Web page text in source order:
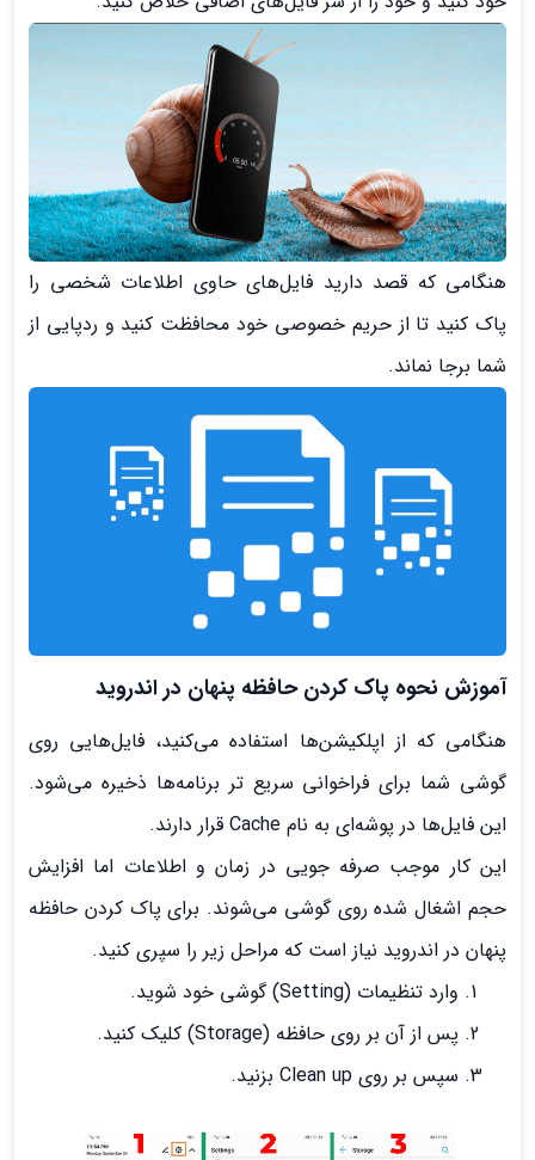
هنگامی که قصد دارید فایل‌‌های حاوی اطلاعات شخصی را
پاک کنید تا از حریم خصوصی خود محافظت کنید و ردپایی از
شما برجا نماند.
آموزش نحوه پاک کردن حافظه پنهان در اندروید
هنگامی که از اپلکیشن‌ها استفاده می‌کنید، فایل‌هایی روی
گوشی شما برای فراخوانی سریع تر برنامه‌ها ذخیره می‌شود.
این فایل‌ها در پوشه‌ای به نام Cache قرار دارند.
این کار موجب صرفه جویی در زمان و اطلاعات اما افزایش
حجم اشغال شده روی گوشی می‌شوند. برای پاک کردن حافظه
پنهان در اندروید نیاز است که مراحل زیر را سپری کنید.
وارد تنظیمات (Setting) گوشی خود شوید.
پس از آن بر روی حافظه (Storage) کلیک کنید.
سپس بر روی Clean up بزنید.